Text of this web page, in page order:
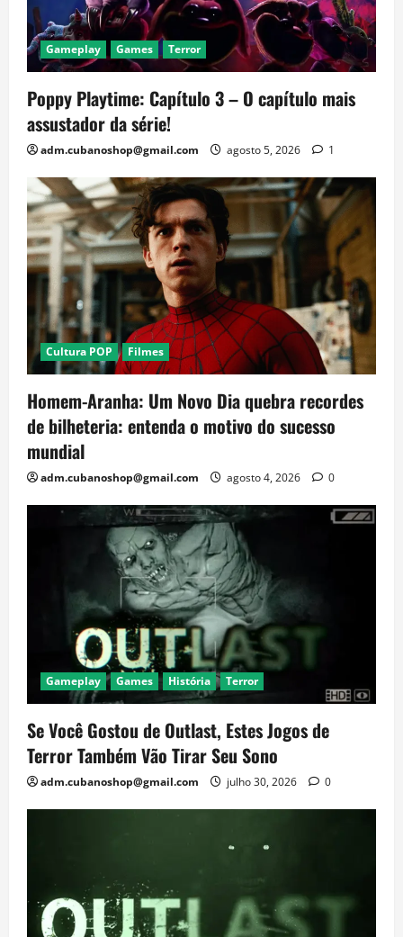
Gameplay Games Terror
Poppy Playtime: Capítulo 3 – O capítulo mais
assustador da série!
adm.cubanoshop@gmail.com agosto 5, 2026 1
Cultura POP Filmes
Homem-Aranha: Um Novo Dia quebra recordes
de bilheteria: entenda o motivo do sucesso
mundial
adm.cubanoshop@gmail.com agosto 4, 2026 0
Gameplay Games História Terror
Se Você Gostou de Outlast, Estes Jogos de
Terror Também Vão Tirar Seu Sono
adm.cubanoshop@gmail.com julho 30, 2026 0